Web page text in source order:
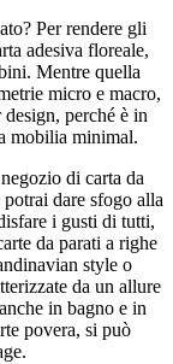
Per rendere gli
adesiva floreale,
Mentre quella
micro e macro,
perché è in
mobilia minimal.
di carta da
dare sfogo alla
i gusti di tutti,
da parati a righe
style o
da un allure
in bagno e in
povera, si può